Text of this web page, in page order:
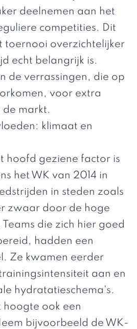
deelnemen aan het
competities. Dit
toernooi overzichtelijker
echt belangrijk is.
de verrassingen, die op
voor extra
de markt.
klimaat en
hoofd geziene factor is
het WK van 2014 in
in steden zoals
zwaar door de hoge
die zich hier goed
hadden een
Ze kwamen eerder
aan en
hydratatieschema's.
hoogte ook een
bijvoorbeeld de WK-